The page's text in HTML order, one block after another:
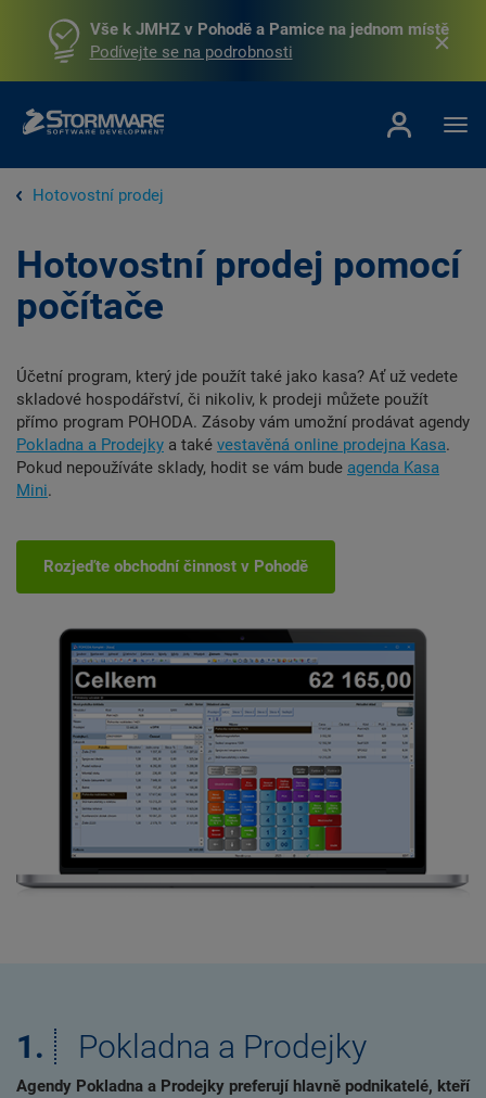
Vše k JMHZ v Pohodě a Pamice na jednom místě
Podívejte se na podrobnosti
Hotovostní prodej
Hotovostní prodej pomocí
počítače
Účetní program, který jde použít také jako kasa? Ať už vedete
skladové hospodářství, či nikoliv, k prodeji můžete použít
přímo program POHODA. Zásoby vám umožní prodávat agendy
Pokladna a Prodejky a také vestavěná online prodejna Kasa.
Pokud nepoužíváte sklady, hodit se vám bude agenda Kasa
Mini.
Rozjeďte obchodní činnost v Pohodě
1. Pokladna a Prodejky
Agendy Pokladna a Prodejky preferují hlavně podnikatelé, kteří